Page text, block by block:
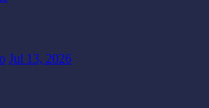
Jul 13, 2026